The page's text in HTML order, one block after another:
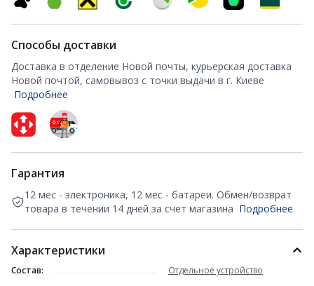
Способы доставки
Доставка в отделение Новой почты, курьерская доставка
Новой почтой, самовывоз с точки выдачи в г. Киеве
Подробнее
Гарантия
12 мес - электроника, 12 мес - батареи. Обмен/возврат
товара в течении 14 дней за счет магазина Подробнее
Характеристики
Состав:
Отдельное устройство